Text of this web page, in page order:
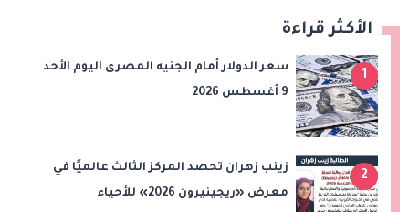
الأكثر قراءة
1
سعر الدولار أمام الجنيه المصرى اليوم الأحد
9 أغسطس 2026
2
زينب زهران تحصد المركز الثالث عالميًا في
معرض «ريجينيرون 2026» للأحياء